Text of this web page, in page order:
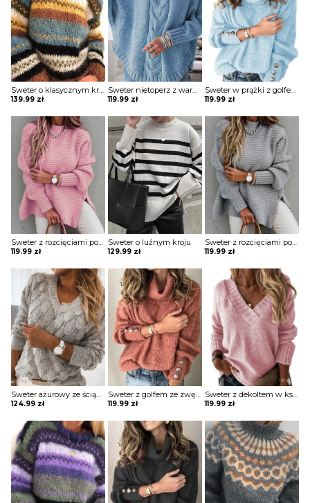
139.99 zł
Sweter nietoperz z warkoczowym splotem
119.99 zł
Sweter w prążki z golfem i guzikami na rękawach
119.99 zł
119.99 zł
Sweter o luźnym kroju
129.99 zł
Sweter z rozcięciami po bokach
119.99 zł
124.99 zł 119.99 zł
Sweter z dekoltem w kształcie litery V i ściągaczami
119.99 zł